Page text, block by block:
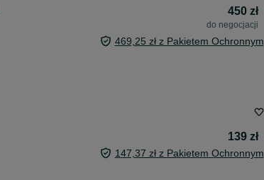
450 zł
do negocjacji
469,25 zł z Pakietem Ochronnym
139 zł
147,37 zł z Pakietem Ochronnym